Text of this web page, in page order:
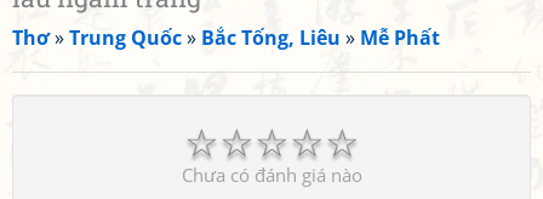
Thơ»Trung Quốc» Bắc Tống, Liêu » Mễ Phất
☆
☆
☆
☆
☆
Chưa có đánh giá nào